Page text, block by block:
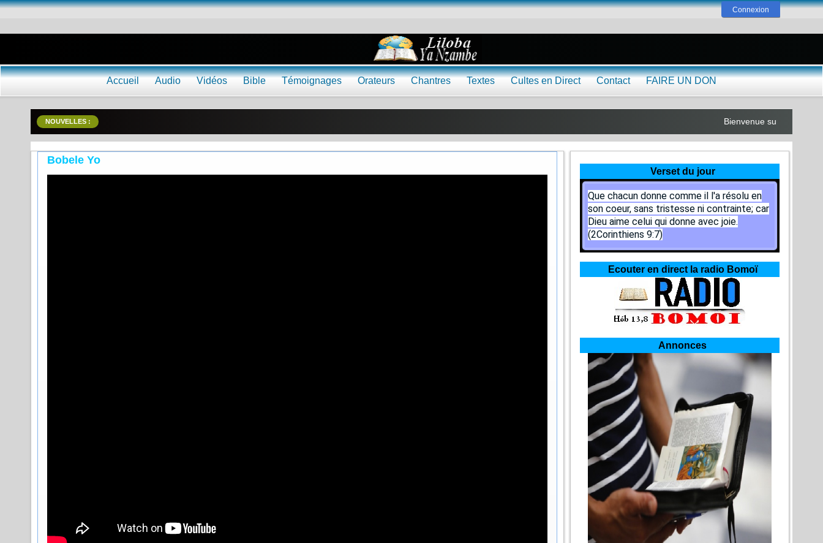
Connexion
Accueil Audio Vidéos Bible Témoignages Orateurs Chantres Textes Cultes en Direct Contact FAIRE UN DON
NOUVELLES : Bienvenue sur
Bobele Yo
Verset du jour
Que chacun donne comme il l'a résolu en
son coeur, sans tristesse ni contrainte; car
Dieu aime celui qui donne avec joie.
(2Corinthiens 9:7)
Ecouter en direct la radio Bomoï
Annonces